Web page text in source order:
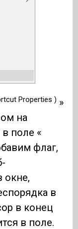
Properties ) »
на
в поле «
флаг,
окне,
в
в конец
в поле.